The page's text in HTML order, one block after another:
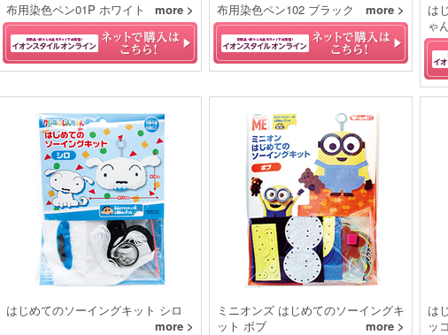
布用染色ペン01P ホワイト more > 布用染色ペン102 ブラック more >
は
ゃ
はじめてのソーイングキット シロ
more >
ミニオンズ はじめてのソーイングキ
ット ボブ
more >
は
ッコ